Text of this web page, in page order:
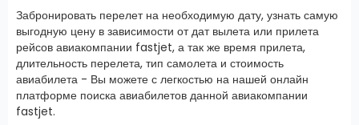
Забронировать перелет на необходимую дату, узнать самую
выгодную цену в зависимости от дат вылета или прилета
рейсов авиакомпании fastjet, а так же время прилета,
длительность перелета, тип самолета и стоимость
авиабилета - Вы можете с легкостью на нашей онлайн
платформе поиска авиабилетов данной авиакомпании
fastjet.